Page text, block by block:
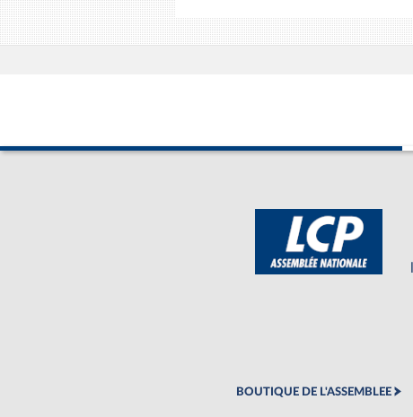
BOUTIQUE DE L'ASSEMBLEE